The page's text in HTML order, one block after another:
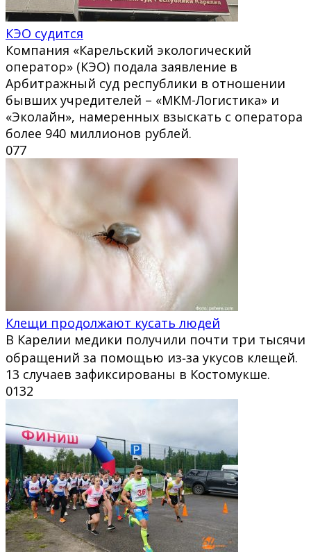
КЭО судится
Компания «Карельский экологический
оператор» (КЭО) подала заявление в
Арбитражный суд республики в отношении
бывших учредителей – «МКМ-Логистика» и
«Эколайн», намеренных взыскать с оператора
более 940 миллионов рублей.
077
Клещи продолжают кусать людей
В Карелии медики получили почти три тысячи
обращений за помощью из‑за укусов клещей.
13 случаев зафиксированы в Костомукше.
0132